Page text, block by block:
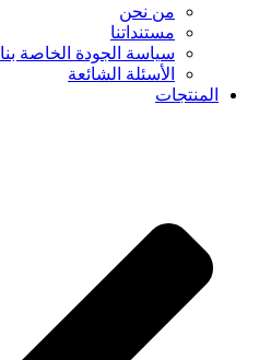
من نحن
مستنداتنا
سياسة الجودة الخاصة بنا
الأسئلة الشائعة
المنتجات